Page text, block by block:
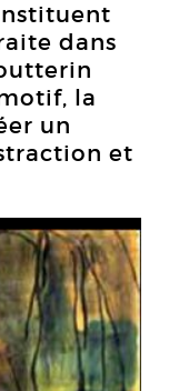
dans
la
un
et